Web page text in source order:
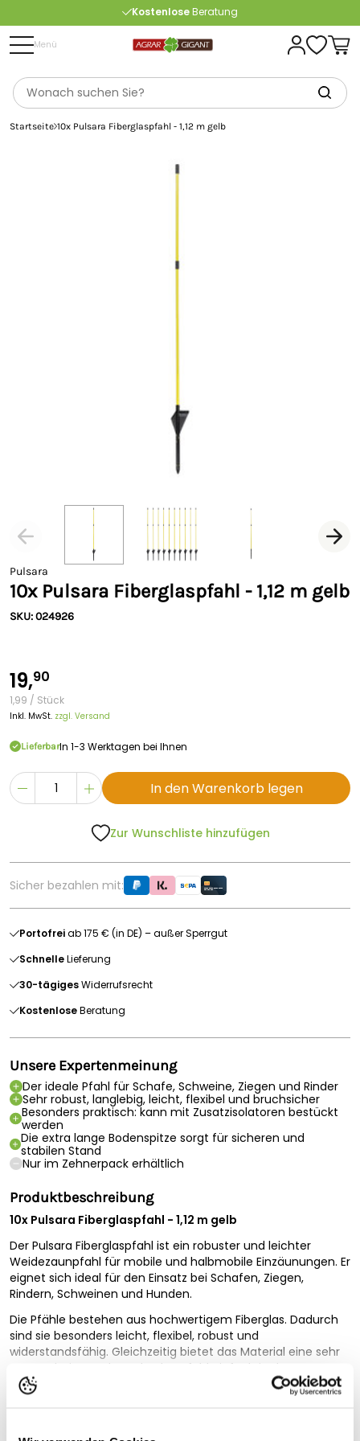
KostenloseBeratung
ab 175 € (in DE) – außer Sperrgut
Menü
Startseite 10x Pulsara Fiberglaspfahl - 1,12 m gelb
Pulsara
10x Pulsara Fiberglaspfahl - 1,12 m gelb
SKU: 024926
19,90
1,99 / Stück
Inkl. MwSt. zzgl. Versand
LieferbarIn 1-3 Werktagen bei Ihnen
In den Warenkorb legen
Zur Wunschliste hinzufügen
Sicher bezahlen mit:
Portofreiab 175 € (in DE) – außer Sperrgut
SchnelleLieferung
30-tägigesWiderrufsrecht
KostenloseBeratung
Unsere Expertenmeinung
Der ideale Pfahl für Schafe, Schweine, Ziegen und Rinder
Sehr robust, langlebig, leicht, flexibel und bruchsicher
Besonders praktisch: kann mit Zusatzisolatoren bestückt
werden
Die extra lange Bodenspitze sorgt für sicheren und
stabilen Stand
Nur im Zehnerpack erhältlich
Produktbeschreibung
10x Pulsara Fiberglaspfahl - 1,12 m gelb
Der Pulsara Fiberglaspfahl ist ein robuster und leichter
Weidezaunpfahl für mobile und halbmobile Einzäunungen. Er
eignet sich ideal für den Einsatz bei Schafen, Ziegen,
Rindern, Schweinen und Hunden.
Die Pfähle bestehen aus hochwertigem Fiberglas. Dadurch
sind sie besonders leicht, flexibel, robust und
widerstandsfähig. Gleichzeitig bietet das Material eine sehr
gute Isolation und macht den Pfahl einfach in der
Handhabung.
Vollständige Beschreibung lesen